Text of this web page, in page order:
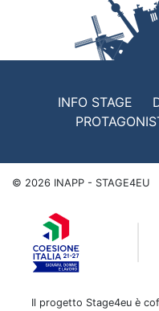
INFO STAGE
© 2026 INAPP - STAGE4EU
Il progetto Stage4eu è